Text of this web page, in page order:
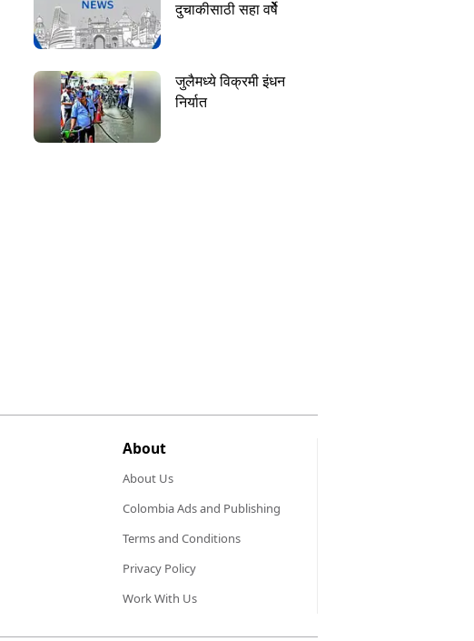
दुचाकीसाठी सहा वर्षेे
जुलैमध्ये विक्रमी इंधन
निर्यात
About
About Us
Colombia Ads and Publishing
Terms and Conditions
Privacy Policy
Work With Us